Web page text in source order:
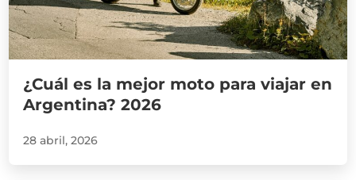
¿Cuál es la mejor moto para viajar en
Argentina? 2026
28 abril, 2026